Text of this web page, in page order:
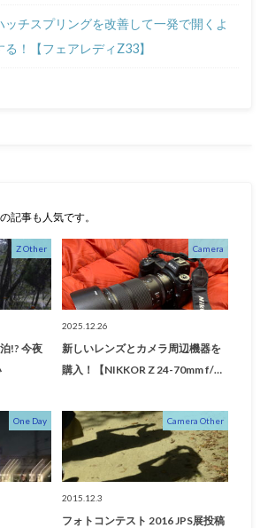
ッチスプリングを改善して一発で開くよ
る！【フェアレディZ33】
記事も人気です。
Z Other
!? 今夜
Camera
2025.12.26
新しいレンズとカメラ周辺機器を
購入！【NIKKOR Z 24-70mm f/…
One Day Camera Other
2015.12.3
フォトコンテスト 2016 JPS展投稿